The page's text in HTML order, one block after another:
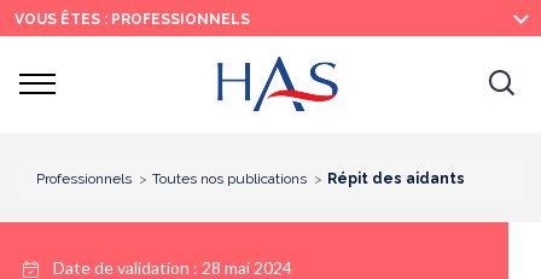
Recherche
Menu
principal
Contenu
principal
VOUS ÊTES : PROFESSIONNELS
Ouvrir
Professionnels Toutes nos publications Répit des aidants
Date de validation : 28 mai 2024